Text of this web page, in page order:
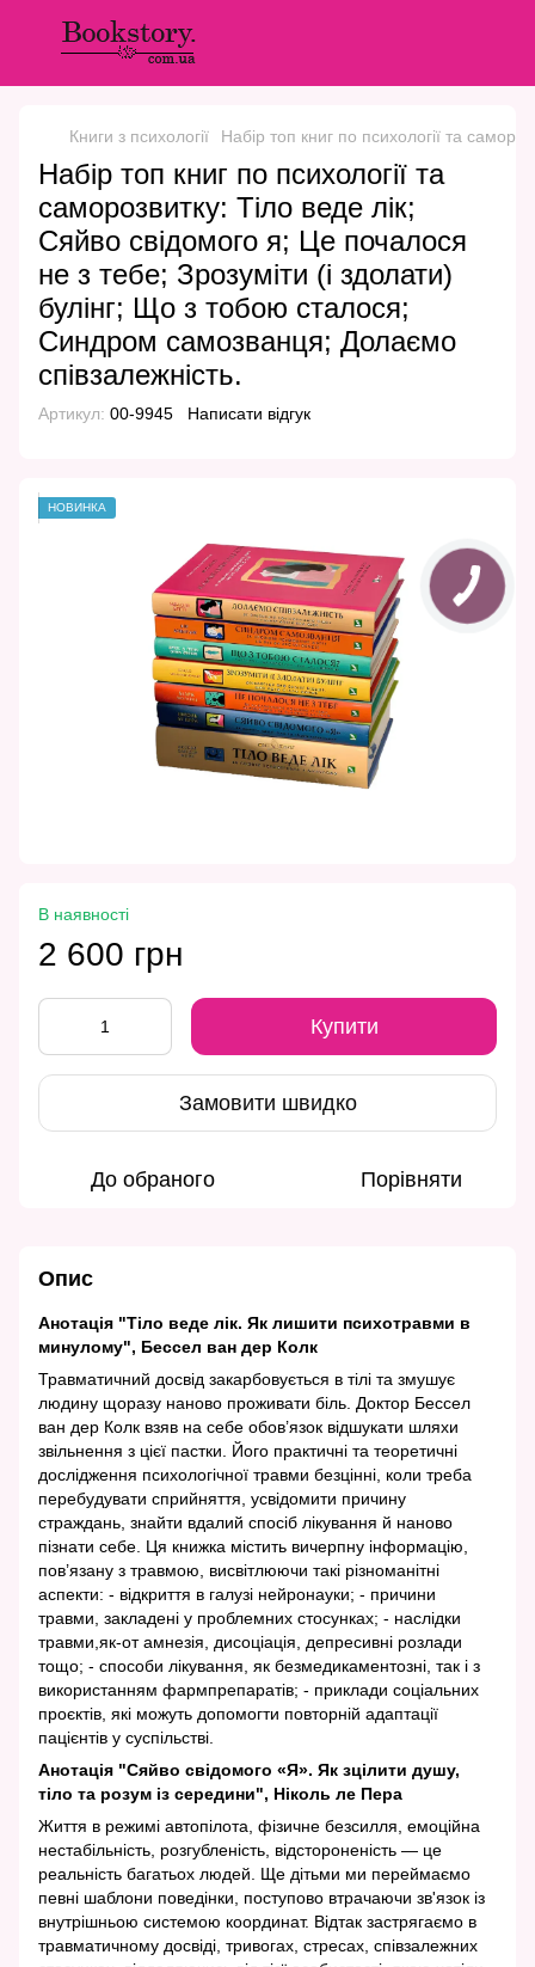
Книги з психології Набір топ книг по психології та
Набір топ книг по психології та
саморозвитку: Тіло веде лік;
Сяйво свідомого я; Це почалося
не з тебе; Зрозуміти (і здолати)
булінг; Що з тобою сталося;
Синдром самозванця; Долаємо
співзалежність.
Артикул: 00-9945 Написати відгук
НОВИНКА
В наявності
2 600 грн
Купити
Замовити швидко
До обраного Порівняти
Опис
Анотація "Тіло веде лік. Як лишити психотравми в
минулому", Бессел ван дер Колк
Травматичний досвід закарбовується в тілі та змушує
людину щоразу наново проживати біль. Доктор Бессел
ван дер Колк взяв на себе обов’язок відшукати шляхи
звільнення з цієї пастки. Його практичні та теоретичні
дослідження психологічної травми безцінні, коли треба
перебудувати сприйняття, усвідомити причину
страждань, знайти вдалий спосіб лікування й наново
пізнати себе. Ця книжка містить вичерпну інформацію,
пов’язану з травмою, висвітлюючи такі різноманітні
аспекти: - відкриття в галузі нейронауки; - причини
травми, закладені у проблемних стосунках; - наслідки
травми,як-от амнезія, дисоціація, депресивні розлади
тощо; - способи лікування, як безмедикаментозні, так і з
використанням фармпрепаратів; - приклади соціальних
проєктів, які можуть допомогти повторній адаптації
пацієнтів у суспільстві.
Анотація "Сяйво свідомого «Я». Як зцілити душу,
тіло та розум із середини", Ніколь ле Пера
Життя в режимі автопілота, фізичне безсилля, емоційна
нестабільність, розгубленість, відстороненість — це
реальність багатьох людей. Ще дітьми ми переймаємо
певні шаблони поведінки, поступово втрачаючи зв'язок із
внутрішньою системою координат. Відтак застрягаємо в
травматичному досвіді, тривогах, стресах, співзалежних